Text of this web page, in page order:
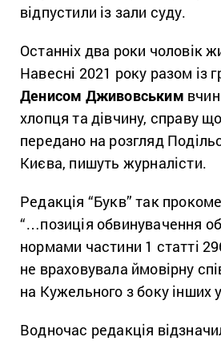
відпустили із зали суду.
Останніх два роки чоловік
Навесні 2021 року разом
Денисом Дживовським
хлопця та дівчину, справу
передано на розгляд
Києва, пишуть журналісти.
Редакція “Букв” так
“…позиція обвинувачення
нормами частини 1 статті
не враховувала ймовірну
на Кужельного з боку інших
Водночас редакція